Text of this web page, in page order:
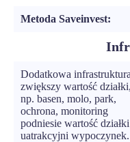
Metoda Saveinvest:
Dodatkowa infrastruktura
zwiększy wartość działki,
np. basen, molo, park,
ochrona, monitoring
podniesie wartość
uatrakcyjni wypoczynek.